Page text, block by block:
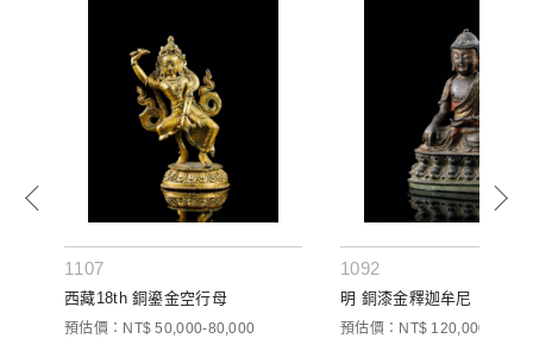
1107
西藏18th 銅鎏金空行母
預估價：NT$ 50,000-80,000
1092
明 銅漆金釋迦牟尼
預估價：NT$ 120,000-